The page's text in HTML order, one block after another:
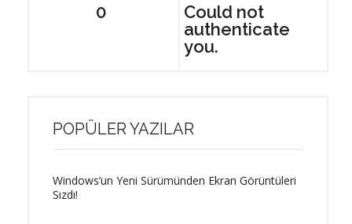
0
Could not
authenticate
you.
POPÜLER YAZILAR
Windows’un Yeni Sürümünden Ekran Görüntüleri
Sızdı!